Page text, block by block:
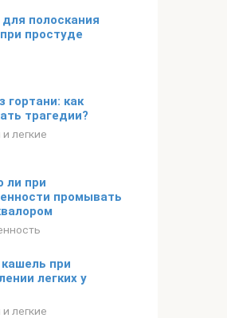
полоскания
простуде
гортани: как
трагедии?
легкие
ли при
промывать
при
легких у
легкие